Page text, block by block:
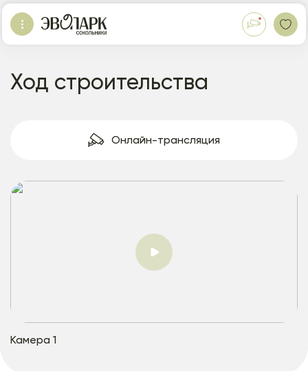
Ход строительства
Онлайн-трансляция
Камера 1